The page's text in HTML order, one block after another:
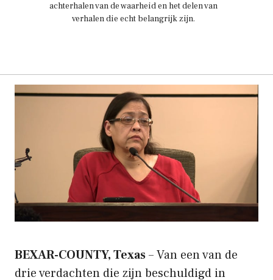
achterhalen van de waarheid en het delen van
verhalen die echt belangrijk zijn.
BEXAR-COUNTY, Texas– Van een van de
drie verdachten die zijn beschuldigd in